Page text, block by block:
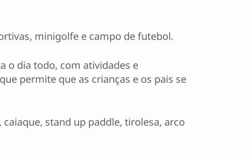
minigolfe e campo de futebol.
o dia todo, com atividades e
permite que as crianças e os pais se
stand up paddle, tirolesa, arco